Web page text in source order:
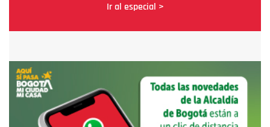
Ir al especial >